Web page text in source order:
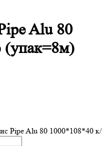
Alu 80
(упак=8м)
Pipe Alu 80 1000*108*40 к/